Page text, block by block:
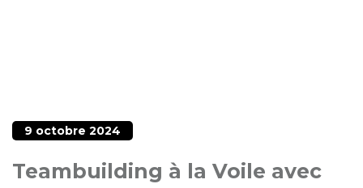
9 octobre 2024
Teambuilding à la Voile avec